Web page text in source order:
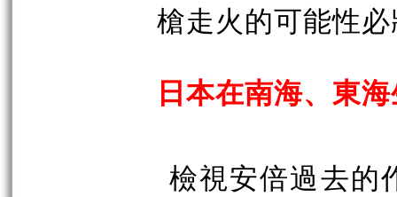
槍走火的可能性
日本在南海、東
檢視安倍過去的